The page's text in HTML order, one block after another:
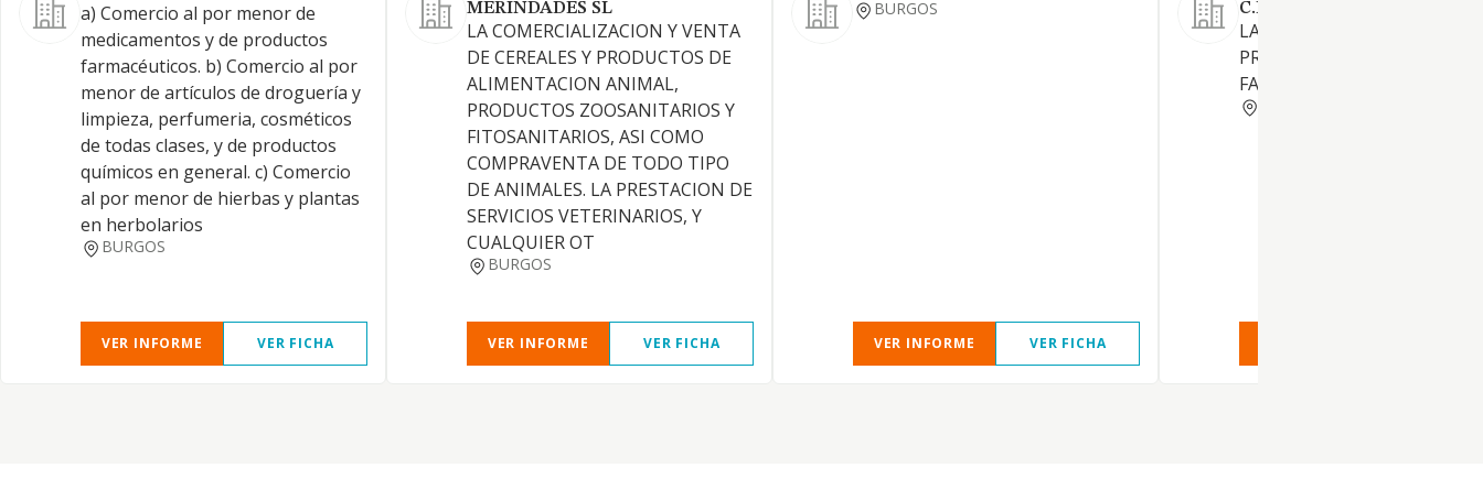
a) Comercio al por menor de
medicamentos y de productos
farmacéuticos. b) Comercio al por
menor de artículos de droguería y
limpieza, perfumeria, cosméticos
de todas clases, y de productos
químicos en general. c) Comercio
al por menor de hierbas y plantas
en herbolarios
BURGOS
VER INFORME VER FICHA
MERINDADES SL
LA COMERCIALIZACION Y VENTA
DE CEREALES Y PRODUCTOS DE
ALIMENTACION ANIMAL,
PRODUCTOS ZOOSANITARIOS Y
FITOSANITARIOS, ASI COMO
COMPRAVENTA DE TODO TIPO
DE ANIMALES. LA PRESTACION DE
SERVICIOS VETERINARIOS, Y
CUALQUIER OT
BURGOS
VER INFORME VER FICHA
BURGOS
VER INFORME VER FICHA
C.B.
LA ACTIVIDAD PROFESIONAL
PROPIA DE UNA OFICINA DE
FARMACIA.